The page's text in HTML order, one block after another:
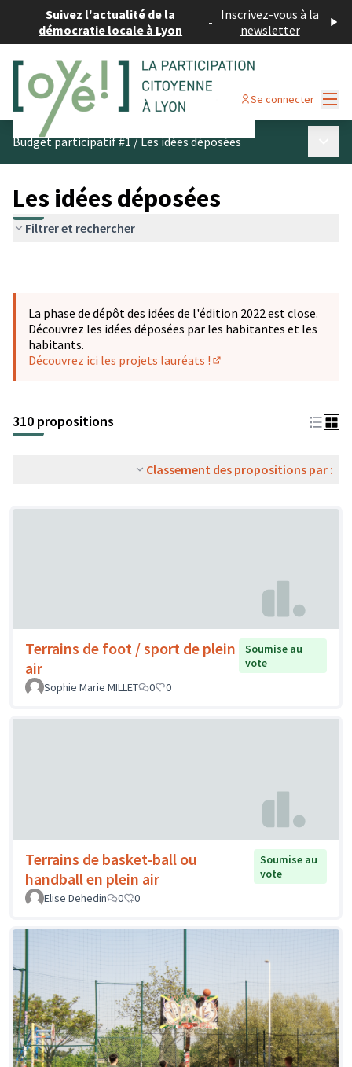
Suivez l'actualité de la
démocratie locale à Lyon
- Inscrivez-vous à la
newsletter
Se connecter
Budget participatif #1/Les idées déposées
Les idées déposées
Filtrer et rechercher
La phase de dépôt des idées de l'édition 2022 est close.
Découvrez les idées déposées par les habitantes et les
habitants.
Découvrez ici les projets lauréats !
310 propositions
Classement des propositions par :
Terrains de foot / sport de plein
air
Soumise au
vote
Sophie Marie MILLET
0 0
Terrains de basket-ball ou
handball en plein air
Soumise au
vote
Elise Dehedin
0 0